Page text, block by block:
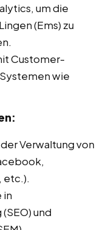
um die
(Ems) zu
Customer-
wie
Verwaltung von
etc.).
in
und